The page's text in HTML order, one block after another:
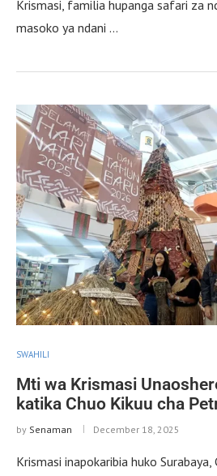
Krismasi, familia hupanga safari za
masoko ya ndani …
SWAHILI
Mti wa Krismasi
katika Chuo Kikuu cha
by Senaman December 18, 2025
Krismasi inapokaribia huko